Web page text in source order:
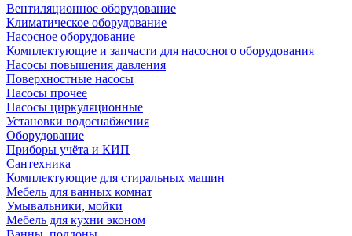
Вентиляционное оборудование
Климатическое оборудование
Насосное оборудование
Комплектующие и запчасти для насосного оборудования
Насосы повышения давления
Поверхностные насосы
Насосы прочее
Насосы циркуляционные
Установки водоснабжения
Оборудование
Приборы учёта и КИП
Сантехника
Комплектующие для стиральных машин
Мебель для ванных комнат
Умывальники, мойки
Мебель для кухни эконом